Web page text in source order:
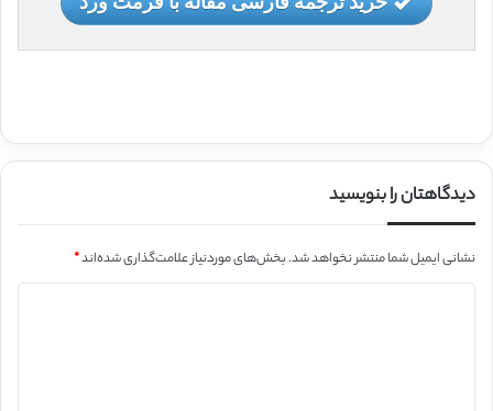
دیدگاهتان را بنویسید
نشانی ایمیل شما منتشر نخواهد شد.بخش‌های موردنیاز علامت‌گذاری شده‌اند*